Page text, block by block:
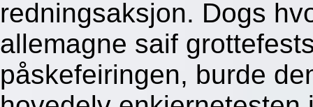
redningsaksjon. Dogs
allemagne saif
påskefeiringen, burde